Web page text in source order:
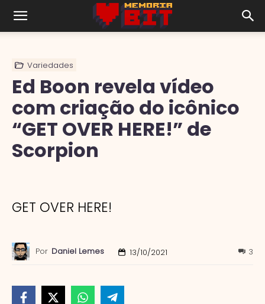
Variedades
Ed Boon revela vídeo
com criação do icônico
“GET OVER HERE!” de
Scorpion
GET OVER HERE!
Por Daniel Lemes 13/10/2021 3